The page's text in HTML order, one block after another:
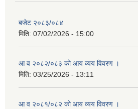
बजेट २०८३/०८४
मिति: 07/02/2026 - 15:00
आ व २०८२/०८३ को आय व्यय विवरण ।
मिति: 03/25/2026 - 13:11
आ व २०८१/०८२ को आय व्यय विवरण ।